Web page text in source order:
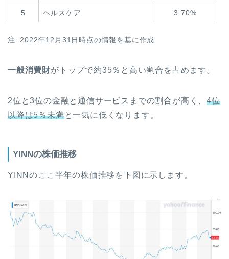
5 ヘルスケア 3.70%
注: 2022年12月31日時点の情報を基に作成
一般消費財がトップで約35％と高い割合を占めます。
2位と3位の金融と通信サービスまでの割合が高く、4位
以降は5％未満と一気に低くなります。
YINNの株価推移
YINNのここ半年の株価推移を下図に示します。